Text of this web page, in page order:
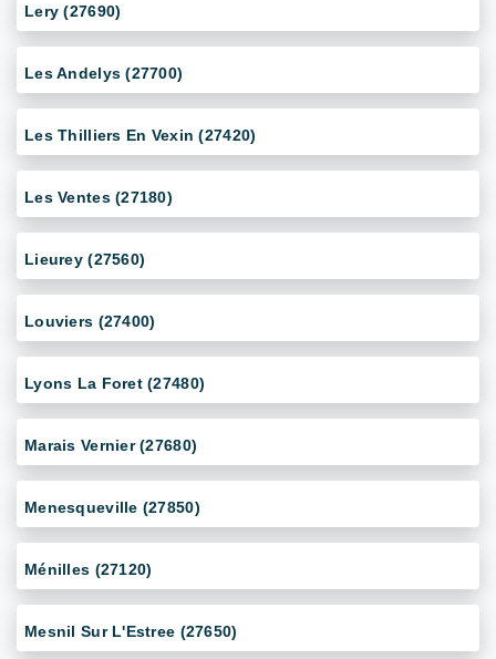
Lery (27690)
Les Andelys (27700)
Les Thilliers En Vexin (27420)
Les Ventes (27180)
Lieurey (27560)
Louviers (27400)
Lyons La Foret (27480)
Marais Vernier (27680)
Menesqueville (27850)
Ménilles (27120)
Mesnil Sur L'Estree (27650)